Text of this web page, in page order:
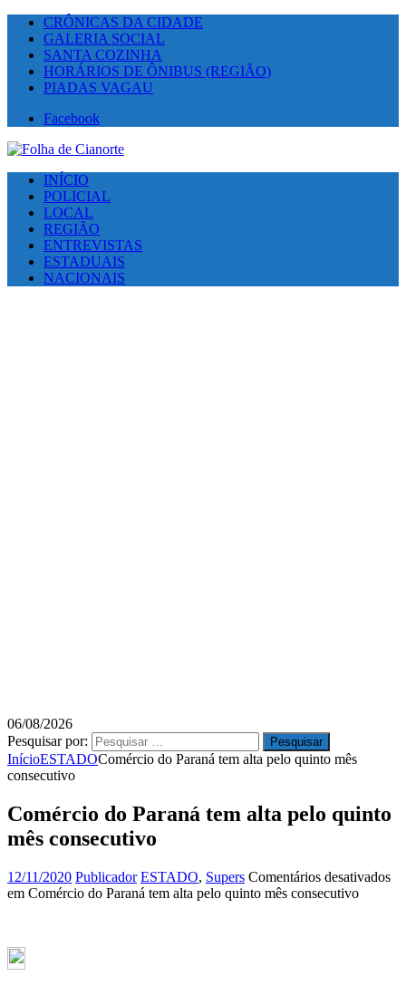
CRÔNICAS DA CIDADE
GALERIA SOCIAL
SANTA COZINHA
HORÁRIOS DE ÔNIBUS (REGIÃO)
PIADAS VAGAU
Facebook
INÍCIO
POLICIAL
LOCAL
REGIÃO
ENTREVISTAS
ESTADUAIS
NACIONAIS
06/08/2026
Pesquisar por:
InícioESTADOComércio do Paraná tem alta pelo quinto mês
consecutivo
Comércio do Paraná tem alta pelo quinto
mês consecutivo
12/11/2020 Publicador ESTADO, Supers Comentários desativados
em Comércio do Paraná tem alta pelo quinto mês consecutivo